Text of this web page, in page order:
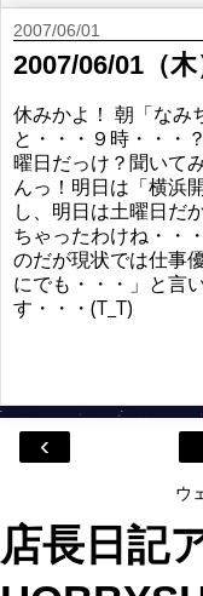
2007/06/01
2007/06/01（
休みかよ！ 朝「なみ
と・・・９時・・・
曜日だっけ？聞いて
んっ！明日は「横浜
し、明日は土曜日だ
ちゃったわけね・・
のだが現状では仕事
にでも・・・」と言
す・・・(T_T)
‹
ウ
店長日記